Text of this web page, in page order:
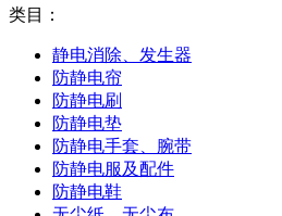
类目：
静电消除、发生器
防静电帘
防静电刷
防静电垫
防静电手套、腕带
防静电服及配件
防静电鞋